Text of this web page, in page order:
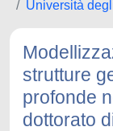
Università
strutture
profonde
dottorato